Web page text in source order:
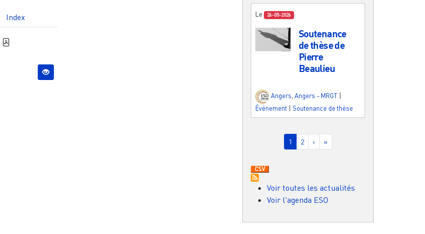
Index Le 26-05-2026
Soutenance
de thèse de
Pierre
Beaulieu
Angers Angers - MRGT
Événement | Soutenance de thèse
Pagination
Page courante
1 Page
2 Page suivante
› Dernière page
»
Voir toutes les actualités
Voir l'agenda ESO